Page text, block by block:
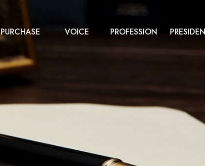
PURCHASE VOICE PROFESSION